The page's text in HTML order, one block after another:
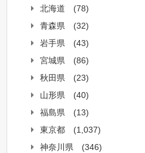
北海道
(78)
青森県
(32)
岩手県
(43)
宮城県
(86)
秋田県
(23)
山形県
(40)
福島県
(13)
東京都
(1,037)
神奈川県
(346)